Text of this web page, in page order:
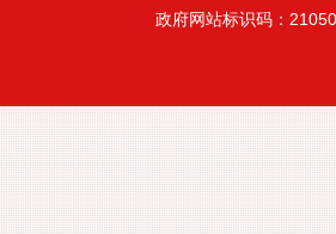
政府网站标识码：